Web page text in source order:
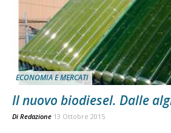
ECONOMIA E MERCATI
Il nuovo biodiesel. Dalle
Di Redazione 13 Ottobre 2015